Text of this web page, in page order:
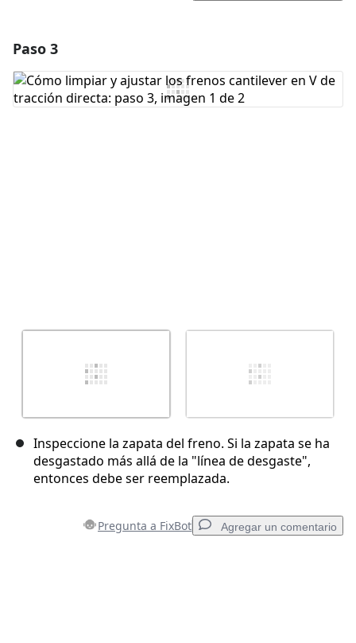
Agregar Comentario
Paso 3
Inspeccione la zapata del freno. Si la zapata se ha
desgastado más allá de la "línea de desgaste",
entonces debe ser reemplazada.
Pregunta a FixBot Agregar un comentario